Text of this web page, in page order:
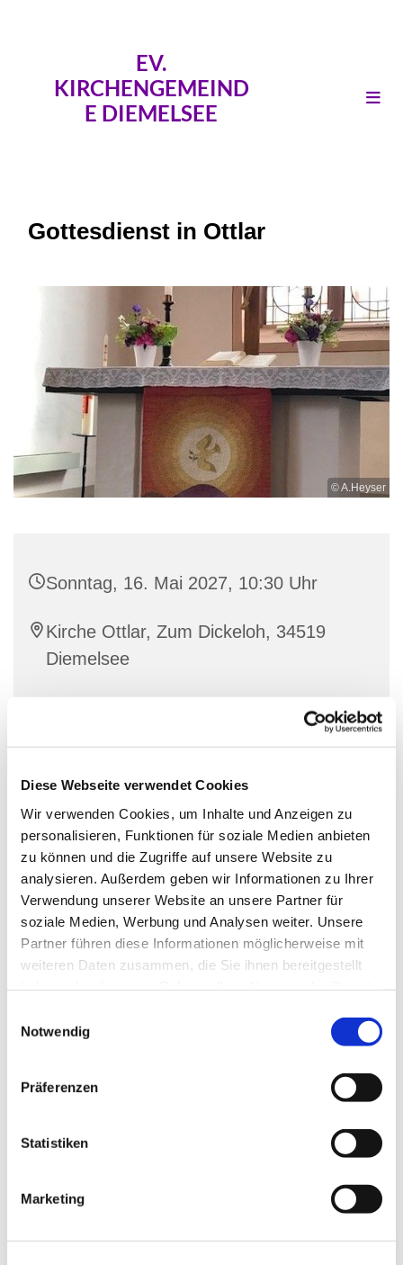
Diese Webseite verwendet Cookies
Wir verwenden Cookies, um Inhalte und Anzeigen zu
personalisieren, Funktionen für soziale Medien anbieten
zu können und die Zugriffe auf unsere Website zu
analysieren. Außerdem geben wir Informationen zu Ihrer
Verwendung unserer Website an unsere Partner für
soziale Medien, Werbung und Analysen weiter. Unsere
Partner führen diese Informationen möglicherweise mit
weiteren Daten zusammen, die Sie ihnen bereitgestellt
Notwendig
Präferenzen
Statistiken
Marketing
EV.
KIRCHENGEMEIND
E DIEMELSEE
Gottesdienst in Ottlar
© A.Heyser
Sonntag, 16. Mai 2027, 10:30 Uhr
Kirche Ottlar, Zum Dickeloh, 34519
Diemelsee